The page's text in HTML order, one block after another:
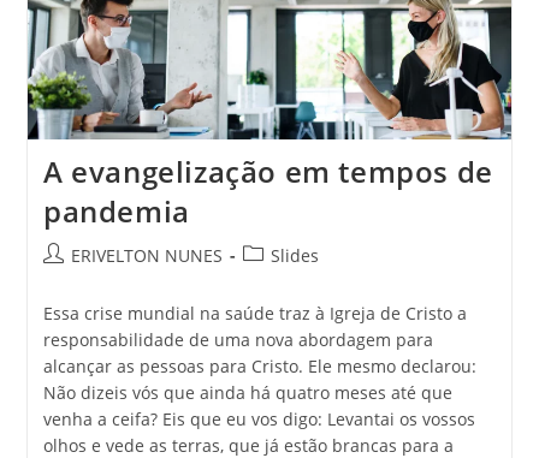
A evangelização em tempos de
pandemia
ERIVELTON NUNES Slides
Essa crise mundial na saúde traz à Igreja de Cristo a
responsabilidade de uma nova abordagem para
alcançar as pessoas para Cristo. Ele mesmo declarou:
Não dizeis vós que ainda há quatro meses até que
venha a ceifa? Eis que eu vos digo: Levantai os vossos
olhos e vede as terras, que já estão brancas para a